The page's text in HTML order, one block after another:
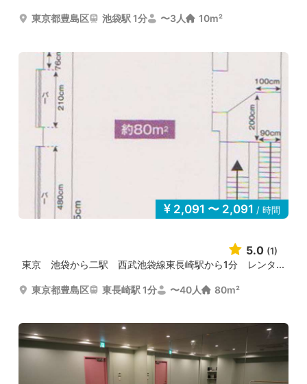
東京都豊島区 池袋駅 1分 〜3人 10m²
2,091 〜 2,091 / 時間
5.0 (1)
東京 池袋から二駅 西武池袋線東長崎駅から1分 レンタ...
東京都豊島区 東長崎駅 1分 〜40人 80m²